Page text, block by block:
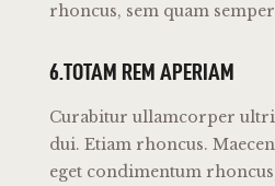
rhoncus, sem quam
6.TOTAM REM APERIAM
Curabitur ullamcorper
dui. Etiam rhoncus.
eget condimentum